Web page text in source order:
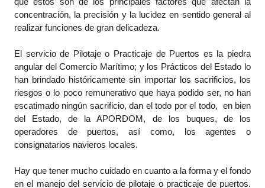
concentración, la precisión y la lucidez en sentido general al
realizar funciones de gran delicadeza.
El servicio de Pilotaje o Practicaje de Puertos es la piedra
angular del Comercio Marítimo; y los Prácticos del Estado lo
han brindado históricamente sin importar los sacrificios, los
riesgos o lo poco remunerativo que haya podido ser, no han
escatimado ningún sacrificio, dan el todo por el todo, en bien
del Estado, de la APORDOM, de los buques, de los
operadores de puertos, así como, los agentes o
consignatarios navieros locales.
Hay que tener mucho cuidado en cuanto a la forma y el fondo
en el manejo del servicio de pilotaje o practicaje de puertos.